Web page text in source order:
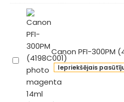
cyan
14ml
(Printle)
Canon
300PM
(4198C001)
Canon PFI-300PM
Iepriekšējais